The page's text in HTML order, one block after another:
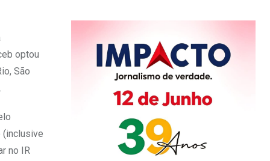
optou
São
(inclusive
no IR